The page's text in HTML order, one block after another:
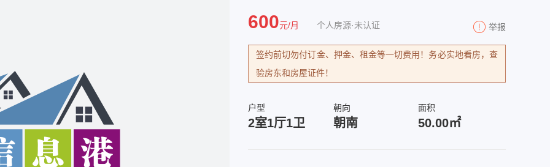
600元/月 个人房源·未认证 举报
签约前切勿付订金、押金、租金等一切费用！务必实地看房，查
验房东和房屋证件！
户型
2室1厅1卫
朝向
朝南
面积
50.00㎡